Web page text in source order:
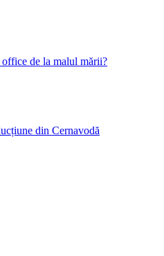
de la malul mării?
din Cernavodă